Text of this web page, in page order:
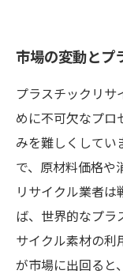
市場の変動とプ
プラスチックリ
めに不可欠なプロ
みを難しくしてい
で、原材料価格や
リサイクル業者
ば、世界的なプラ
サイクル素材の利
が市場に出回ると